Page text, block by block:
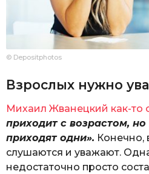
© Depositphotos
Взрослых нужно
Михаил Жванецкий как-то
приходит с возрастом,
приходят одни». Конечно,
слушаются и уважают.
недостаточно просто